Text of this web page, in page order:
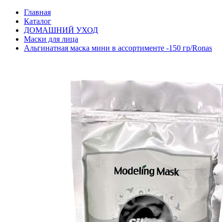
Главная
Каталог
ДОМАШНИЙ УХОД
Маски для лица
Альгинатная маска мини в ассортименте -150 гр/Ronas